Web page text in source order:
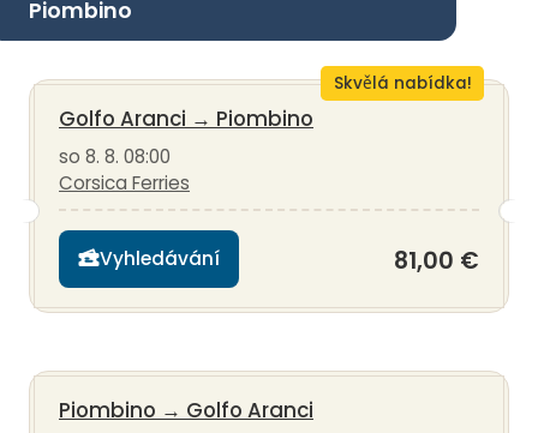
Piombino
Skvělá nabídka!
Golfo Aranci → Piombino
so 8. 8. 08:00
Corsica Ferries
Vyhledávání 81,00 €
Piombino → Golfo Aranci